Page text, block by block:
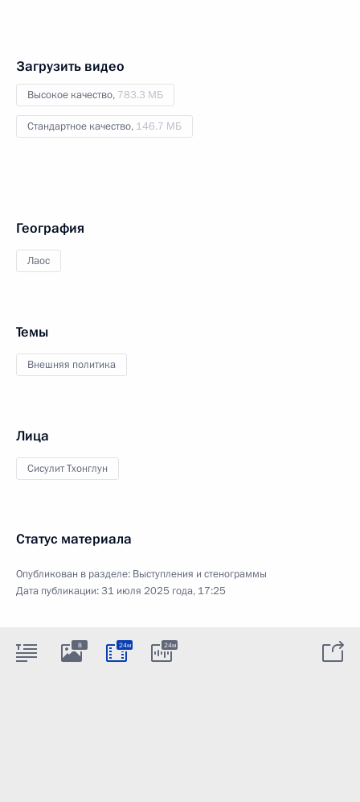
Загрузить видео
Высокое качество, 783.3 МБ
Стандартное качество, 146.7 МБ
География
Лаос
Темы
Внешняя политика
Лица
Сисулит Тхонглун
Статус материала
Опубликован в разделе: Выступления и стенограммы
Дата публикации:31 июля 2025 года, 17:25
8 24м 24м